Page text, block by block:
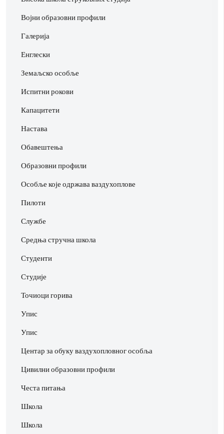
Војни образовни профили
Галерија
Енглески
Земаљско особље
Испитни рокови
Капацитети
Настава
Обавештења
Образовни профили
Особље које одржава ваздухоплове
Пилоти
Службе
Средња стручна школа
Студенти
Студије
Точиоци горива
Упис
Упис
Центар за обуку ваздухопловног особља
Цивилни образовни профили
Честа питања
Школа
Школа